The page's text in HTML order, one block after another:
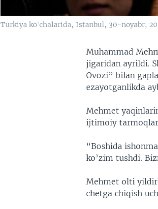
Turkiya ko'chalarida, Istanbul, 30-noyabr,
Muhammad
jigaridan ayrildi.
Ovozi” bilan
ezayotganlikda
Mehmet
ijtimoiy
“Boshida
ko’zim tushdi.
Mehmet olti
chetga chiqish